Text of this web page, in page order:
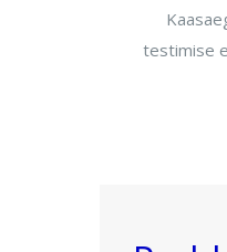
testimise